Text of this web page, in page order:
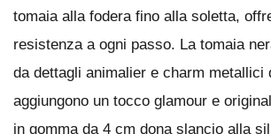
tomaia alla fodera fino alla soletta,
resistenza a ogni passo. La tomaia
da dettagli animalier e charm metallici
aggiungono un tocco glamour e
in gomma da 4 cm dona slancio alla